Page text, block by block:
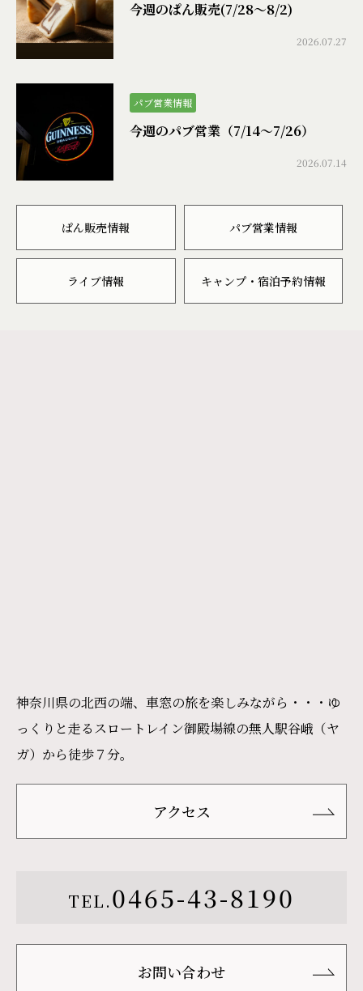
今週のぱん販売(7/28〜8/2)
2026.07.27
パブ営業情報
今週のパブ営業（7/14〜7/26）
2026.07.14
ぱん販売情報 パブ営業情報
ライブ情報 キャンプ・宿泊予約情報
神奈川県の北西の端、車窓の旅を楽しみながら・・・ゆ
っくりと走るスロートレイン御殿場線の無人駅谷峨（ヤ
ガ）から徒歩７分。
アクセス
TEL.0465-43-8190
お問い合わせ